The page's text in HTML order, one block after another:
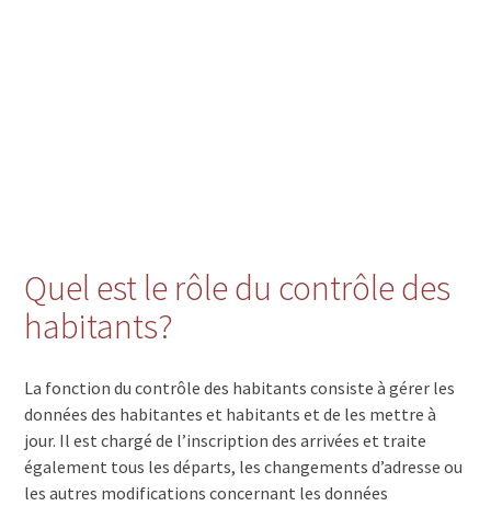
Quel est le rôle du contrôle des
habitants?
La fonction du contrôle des habitants consiste à gérer les
données des habitantes et habitants et de les mettre à
jour. Il est chargé de l’inscription des arrivées et traite
également tous les départs, les changements d’adresse ou
les autres modifications concernant les données